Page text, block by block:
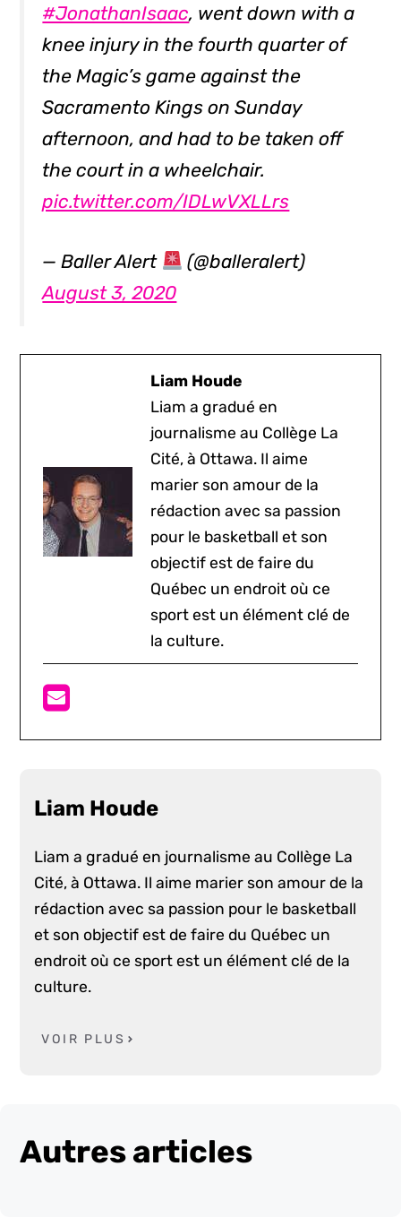
#JonathanIsaac, went down with a
knee injury in the fourth quarter of
the Magic’s game against the
Sacramento Kings on Sunday
afternoon, and had to be taken off
the court in a wheelchair.
pic.twitter.com/IDLwVXLLrs
— Baller Alert
(@balleralert)
August 3, 2020
Liam Houde
Liam a gradué en
journalisme au Collège La
Cité, à Ottawa. Il aime
marier son amour de la
rédaction avec sa passion
pour le basketball et son
objectif est de faire du
Québec un endroit où ce
sport est un élément clé de
la culture.
Liam Houde
Liam a gradué en journalisme au Collège La
Cité, à Ottawa. Il aime marier son amour de la
rédaction avec sa passion pour le basketball
et son objectif est de faire du Québec un
endroit où ce sport est un élément clé de la
culture.
VOIR PLUS
Autres articles